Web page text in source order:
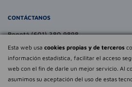
Esta web usa cookies propias y de terceros
información estadística, facilitar el acceso
web con el fin de darle un mejor servicio. Al
asumimos su aceptación del uso de estas
CONTÁCTANOS
Bogotá (601) 380 9898
atencionalcliente@farmaexpress.com
TE PUEDE INTERESAR
NOSOTROS